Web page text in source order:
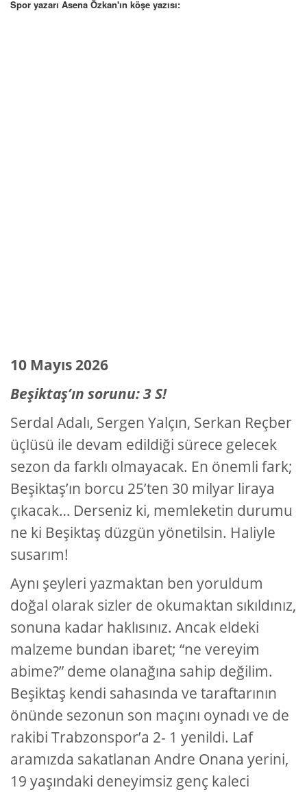
Spor yazarı Asena Özkan'ın köşe yazısı:
10 Mayıs 2026
Beşiktaş’ın sorunu: 3 S!
Serdal Adalı, Sergen Yalçın, Serkan Reçber
üçlüsü ile devam edildiği sürece gelecek
sezon da farklı olmayacak. En önemli fark;
Beşiktaş’ın borcu 25’ten 30 milyar liraya
çıkacak… Derseniz ki, memleketin durumu
ne ki Beşiktaş düzgün yönetilsin. Haliyle
susarım!
Aynı şeyleri yazmaktan ben yoruldum
doğal olarak sizler de okumaktan sıkıldınız,
sonuna kadar haklısınız. Ancak eldeki
malzeme bundan ibaret; “ne vereyim
abime?” deme olanağına sahip değilim.
Beşiktaş kendi sahasında ve taraftarının
önünde sezonun son maçını oynadı ve de
rakibi Trabzonspor’a 2- 1 yenildi. Laf
aramızda sakatlanan Andre Onana yerini,
19 yaşındaki deneyimsiz genç kaleci